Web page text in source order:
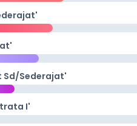
Sd/Sederajat'
I'